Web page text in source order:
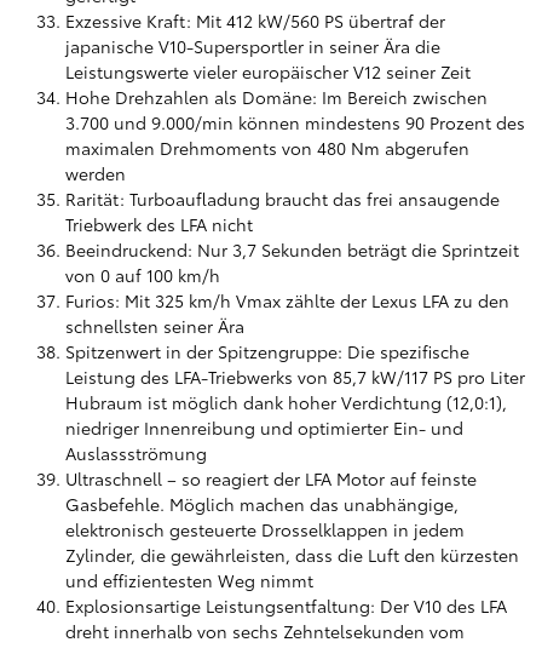
Exzessive Kraft: Mit 412 kW/560 PS übertraf der
japanische V10-Supersportler in seiner Ära die
Leistungswerte vieler europäischer V12 seiner Zeit
Hohe Drehzahlen als Domäne: Im Bereich zwischen
3.700 und 9.000/min können mindestens 90 Prozent des
maximalen Drehmoments von 480 Nm abgerufen
werden
Rarität: Turboaufladung braucht das frei ansaugende
Triebwerk des LFA nicht
Beeindruckend: Nur 3,7 Sekunden beträgt die Sprintzeit
von 0 auf 100 km/h
Furios: Mit 325 km/h Vmax zählte der Lexus LFA zu den
schnellsten seiner Ära
Spitzenwert in der Spitzengruppe: Die spezifische
Leistung des LFA-Triebwerks von 85,7 kW/117 PS pro Liter
Hubraum ist möglich dank hoher Verdichtung (12,0:1),
niedriger Innenreibung und optimierter Ein- und
Auslassströmung
Ultraschnell – so reagiert der LFA Motor auf feinste
Gasbefehle. Möglich machen das unabhängige,
elektronisch gesteuerte Drosselklappen in jedem
Zylinder, die gewährleisten, dass die Luft den kürzesten
und effizientesten Weg nimmt
Explosionsartige Leistungsentfaltung: Der V10 des LFA
dreht innerhalb von sechs Zehntelsekunden vom